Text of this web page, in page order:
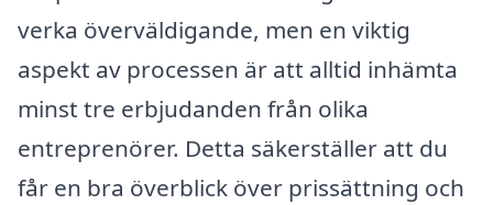
verka överväldigande, men en viktig
aspekt av processen är att alltid inhämta
minst tre erbjudanden från olika
entreprenörer. Detta säkerställer att du
får en bra överblick över prissättning och